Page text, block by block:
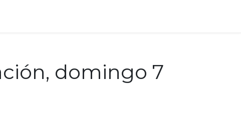
domingo 7